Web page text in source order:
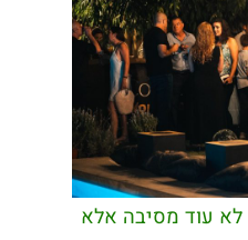
עוד מסיבה אלא